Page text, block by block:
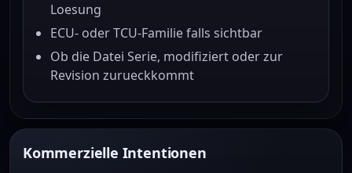
Loesung
ECU- oder TCU-Familie falls sichtbar
Ob die Datei Serie, modifiziert oder zur
Revision zurueckkommt
Kommerzielle Intentionen